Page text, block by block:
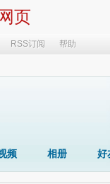
页
RSS订阅 帮助
频 相册 好